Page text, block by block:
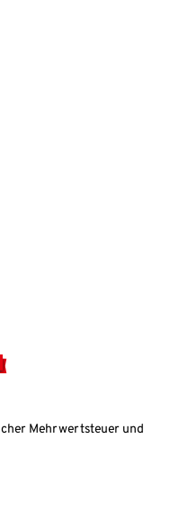
Mehrwertsteuer und